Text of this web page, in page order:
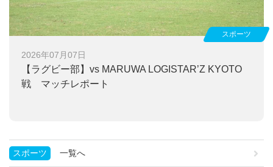
2026年07月07日
【ラグビー部】 vs MARUWA LOGISTAR’Z KYOTO
戦 マッチレポート
スポーツ
スポーツ 一覧へ